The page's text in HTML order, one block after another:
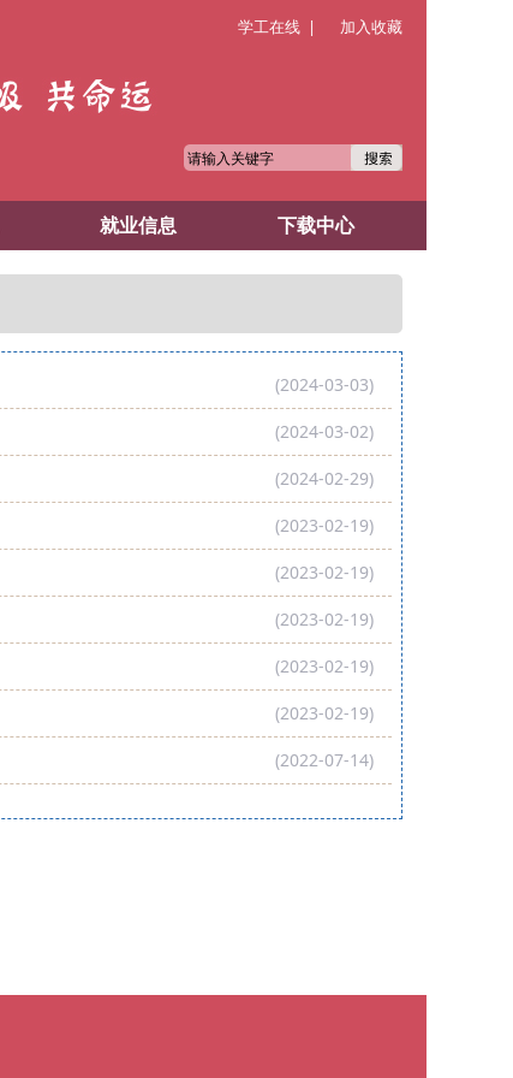
加入收藏
学工在线 |
就业信息 下载中心
(2024-03-03)
(2024-03-02)
(2024-02-29)
(2023-02-19)
(2023-02-19)
(2023-02-19)
(2023-02-19)
(2023-02-19)
(2022-07-14)